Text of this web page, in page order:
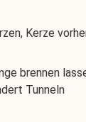
Kerze
brennen
Tunneln